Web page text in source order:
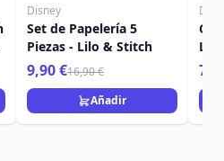
Disney
Set de Papelería 5
Piezas - Lilo & Stitch
9,90 €16,90 €
Añadir